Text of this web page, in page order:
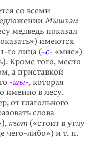
со всеми
Мышъэм
медведь показал
имеются
1-го лица (-с- «мне»)
Кроме того, место
а приставкой
-щы-, которая
именно в лесу.
от глагольного
слова
къот («стоит в углу
чего-либо») и т. п.